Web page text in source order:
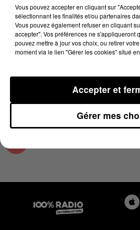
19 mai 2025 - 4 min 18 sec
LES INFOS DU LOT DU 19/
19/05/2025
Vous pouvez accepter en cliquant sur
sélectionnant les finalités et/ou partenaires
Vous pouvez également refuser en cliquant
accepter". Vos préférences ne s'appliqueront
pouvez mettre à jour vos choix, ou retirer
moment via le lien "Gérer les cookies" situé
Gérer mes
Accepter et